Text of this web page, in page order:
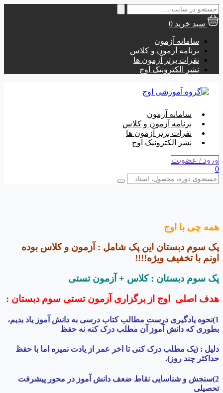
جستجو
برای:
سبد خرید 0
سامانه آزمون
برنامه آزمون و کلاس
نفرات برتر آزمون ها
نشر الکترونیک اوج
سامانه آزمون
برنامه آزمون و کلاس
نفرات برتر آزمون ها
نشر الکترونیک اوج
ورود / عضویت
0
همه چی با اوج
پک سوم دبستان این پک شامل : آزمون و کلاس بوده
اونم با تخفیف ویژه!!!!
پک سوم دبستان :کلاس + آزمون تستی
هدف اصلی اوج از برگزاری آزمون تستی سوم دبستان :
1)نحوه یادگیری درست مطالب کتاب درسی به دانش آموز یاد بدیم،
بطوری که دانش آموز آن مطلب درک کنه نه حفظ
دلیل : (یک مطلب درک کنی تا اخر عمر از یادت نمیره اما با حفظ
حداکثر چند روز).
2)سنجش و شناسایی نقاط ضعف دانش آموز در محور پیشرفت
تحصیلی